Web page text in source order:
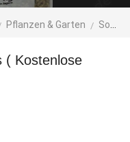
Pflanzen & Garten Sonstiges für den Garten, Balkon, Terrasse